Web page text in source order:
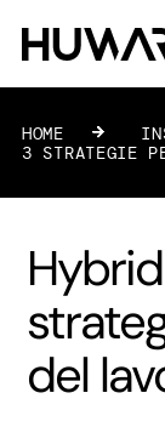
HOME »
3 STRATEGIE
del